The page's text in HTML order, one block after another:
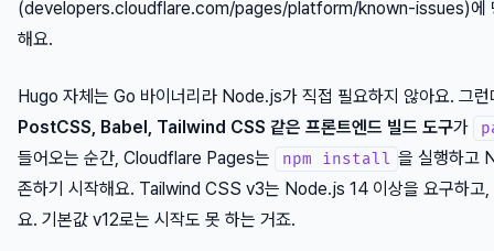
(developers.cloudflare.com/pages/platform/known-issues)에
해요.
Hugo 자체는 Go 바이너리라 Node.js가 직접 필요하지 않아요. 그
PostCSS, Babel, Tailwind CSS 같은 프론트엔드 빌드 도구가
들어오는 순간, Cloudflare Pages는 npm install 을 실행하고
존하기 시작해요. Tailwind CSS v3는 Node.js 14 이상을 요구하고
요. 기본값 v12로는 시작도 못 하는 거죠.